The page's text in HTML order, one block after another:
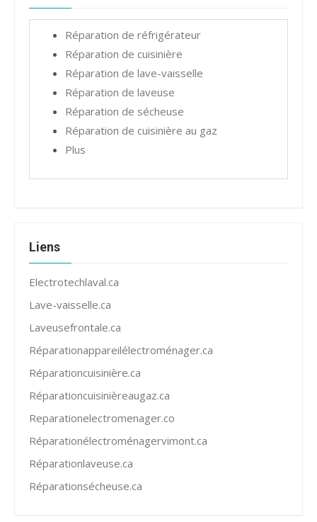
Réparation de réfrigérateur
Réparation de cuisinière
Réparation de lave-vaisselle
Réparation de laveuse
Réparation de sécheuse
Réparation de cuisinière au gaz
Plus
Liens
Electrotechlaval.ca
Lave-vaisselle.ca
Laveusefrontale.ca
Réparationappareilélectroménager.ca
Réparationcuisinière.ca
Réparationcuisinièreaugaz.ca
Reparationelectromenager.co
Réparationélectroménagervimont.ca
Réparationlaveuse.ca
Réparationsécheuse.ca